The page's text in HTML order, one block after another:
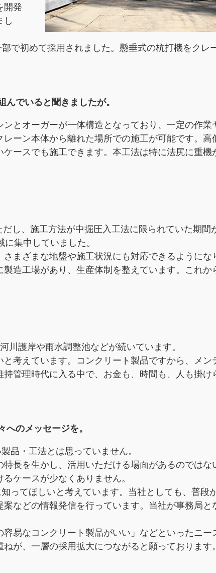
開発
し
で初めて採用されました。懸垂式の杭打機をクレ
でいると聞きましたが。
とオーガーが一体構造となっており、一定の作業
ーン本体から離れた場所での施工が可能です。
ースでも施工できます。本工法は特に法尻に重
し、施工方法が中掘圧入工法に限られていた期間
集中していました。
まざまな地盤や施工状況にも対応できるようにな
造工場があり、生産体制を整えています。これか
護岸や雨水調整池などが続いています。
考えています。コンクリート製品ですから、メン
管理時代に入る中で、お金も、時間も、人も掛
のメッセージを。
品・工法とは思っていません。
長を生かし、活用いただける場面があるのではな
ケースが少なくありません。
ってほしいと考えています。当社としても、普段
などの情報発信を行っています。当社が事務局と
易なコンクリート製品がいい」などといったニー
が、一層の採用拡大につながると願っております。